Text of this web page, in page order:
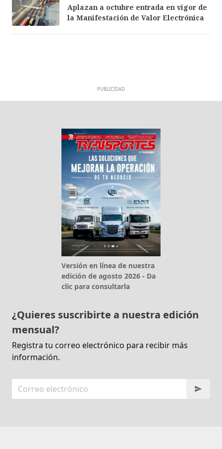
Aplazan a octubre entrada en vigor de
la Manifestación de Valor Electrónica
PUBLICIDAD
Versión en línea de nuestra
edición de agosto 2026 - Da
clic para consultarla
¿Quieres suscribirte a nuestra edición
mensual?
Registra tu correo electrónico para recibir más
información.